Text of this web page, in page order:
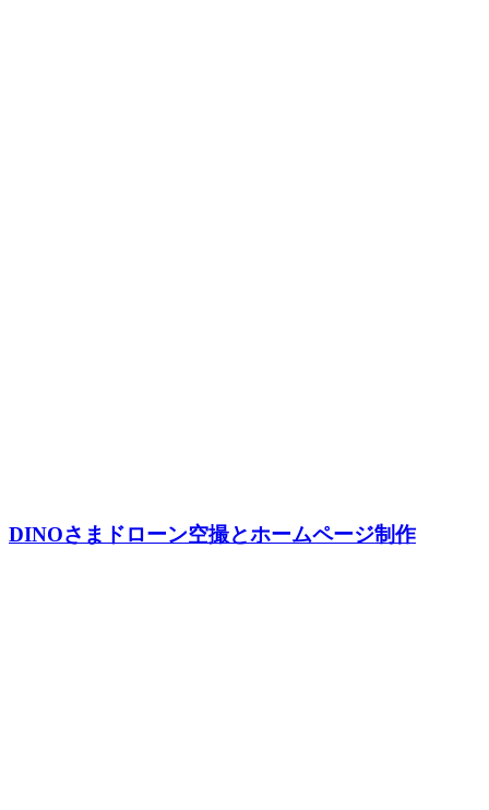
DINOさまドローン空撮とホームページ制作